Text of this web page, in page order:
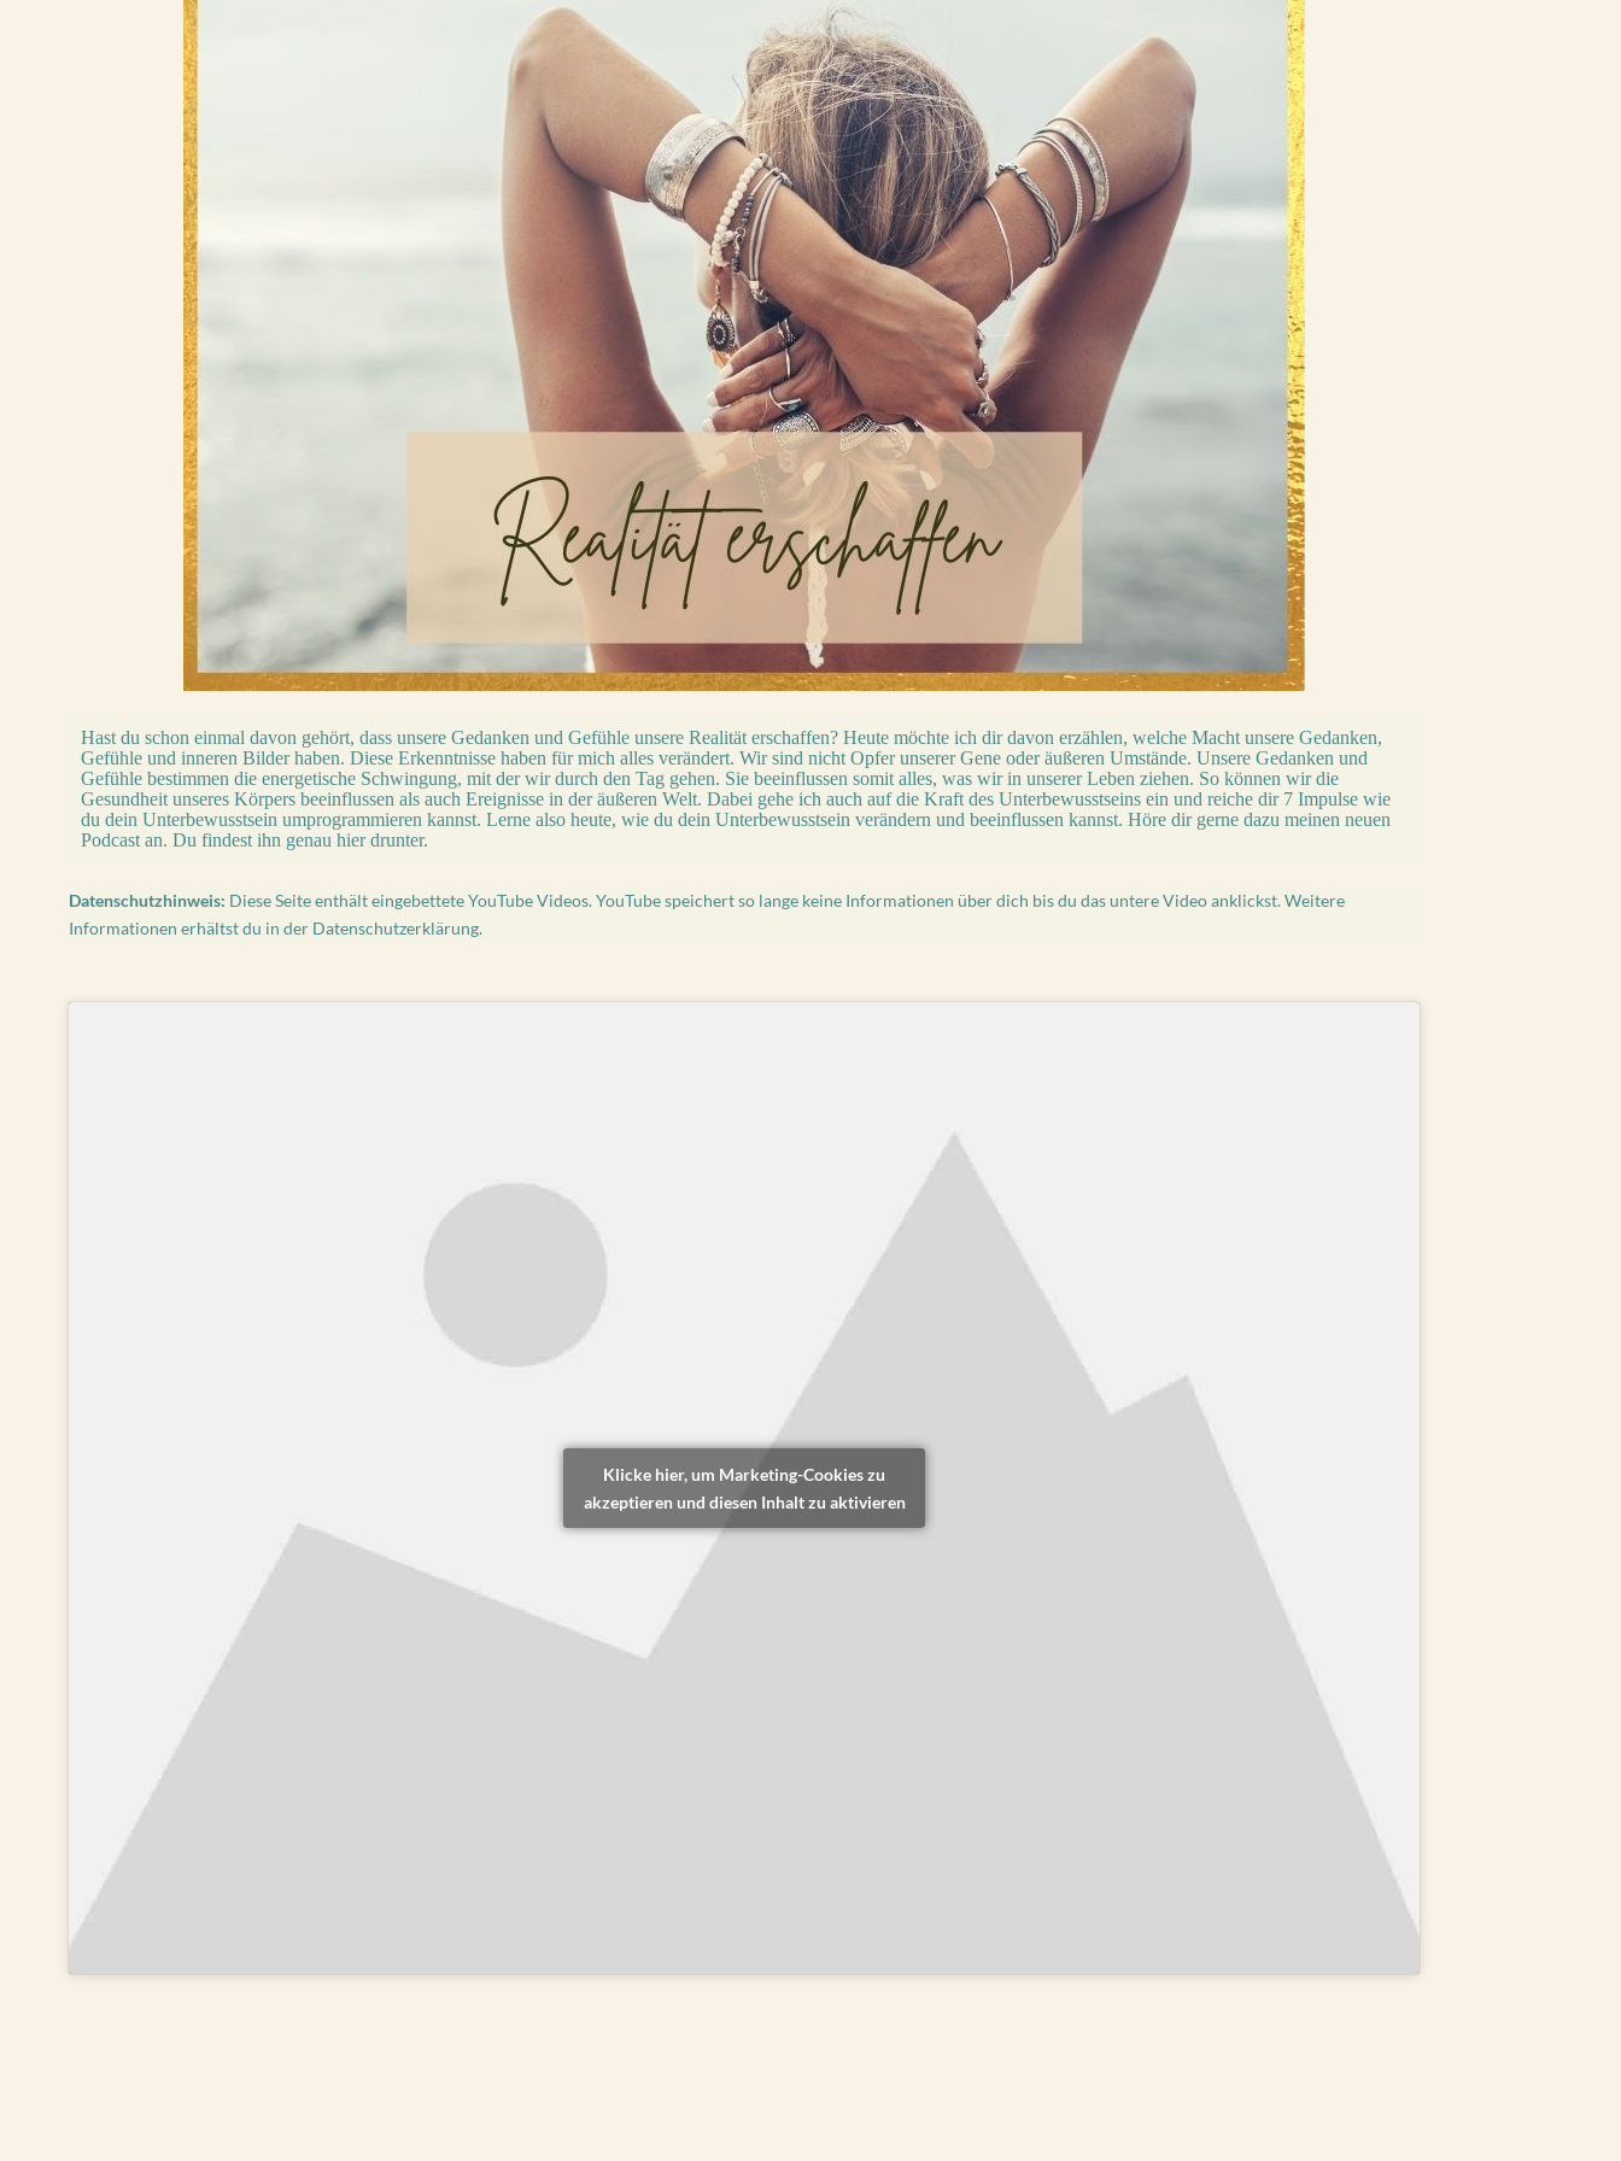
Hast du schon einmal davon gehört, dass unsere Gedanken und Gefühle unsere Realität erschaffen? Heute möchte ich dirdavon erzählen, welche Macht unsere Gedanken,
Gefühle und inneren Bilder haben. Diese Erkenntnisse haben für mich alles verändert. Wir sind nicht Opfer unserer Gene oder äußeren Umstände. Unsere Gedanken und
Gefühle bestimmen die energetische Schwingung, mit der wir durch den Tag gehen. Sie beeinflussen somit alles, was wir in unserer Leben ziehen. So können wir die
Gesundheit unseres Körpers beeinflussen als auch Ereignisse in der äußeren Welt. Dabei gehe ich auch auf die Kraft des Unterbewusstseins ein und reiche dir 7 Impulse wie
du dein Unterbewusstsein umprogrammieren kannst. Lerne also heute, wie du dein Unterbewusstsein verändern und beeinflussen kannst. Höre dir gerne dazu meinen neuen
Podcast an. Du findest ihn genau hier drunter.
Datenschutzhinweis: Diese Seite enthält eingebettete YouTube Videos. YouTube speichert so lange keine Informationen über dich bis du das untere Video anklickst. Weitere
Informationen erhältst du in der Datenschutzerklärung.
Klicke hier, um Marketing-Cookies zu
akzeptieren und diesen Inhalt zu aktivieren